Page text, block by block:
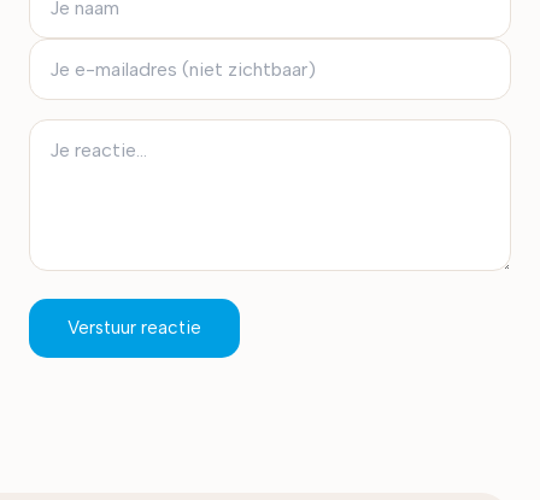
Verstuur reactie